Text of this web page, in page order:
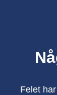
Felet